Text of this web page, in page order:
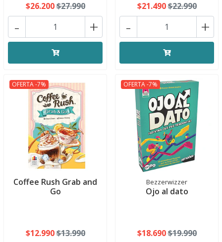
$26.200$27.990
+
-
$21.490$22.990
+
-
OFERTA -7%
Coffee Rush Grab and
Go
$12.990$13.990
OFERTA -7%
Bezzerwizzer
Ojo al dato
$18.690$19.990